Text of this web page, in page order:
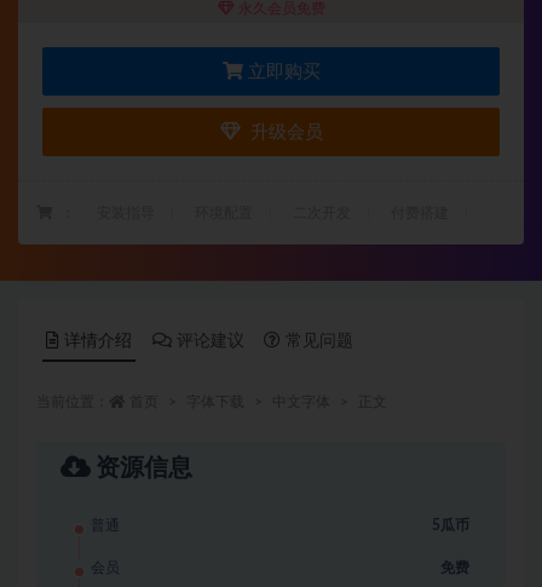
永久会员免费
立即购买
升级会员
详情介绍 评论建议 常见问题
资源信息
普通 5瓜币
会员 免费